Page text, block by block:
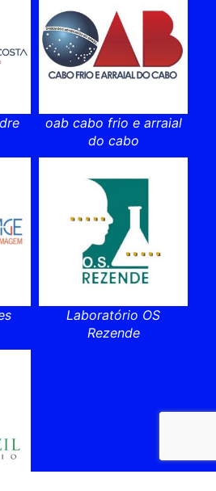
oab cabo frio e arraial
do cabo
Laboratório OS
Rezende